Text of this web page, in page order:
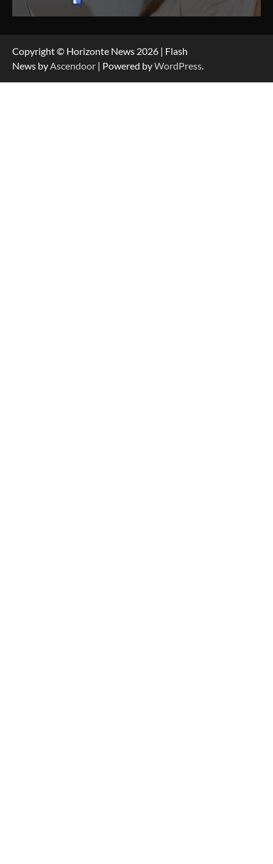
Copyright © Horizonte News 2026 | Flash
News byAscendoor | Powered byWordPress.